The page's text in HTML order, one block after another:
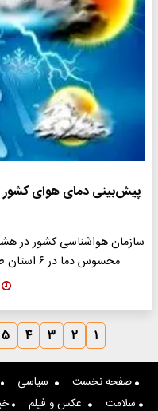
پیش‌بینی دمای هوای کشور |
سازمان هواشناسی کشور در
محسوس دما در ۶ استان طی امروز (یکشنبه) خبر داد و اعلام…
۱ ۲ ۳ ۴ ۵
صفحه نخست سیاسی
سلامت
عکس و فیلم